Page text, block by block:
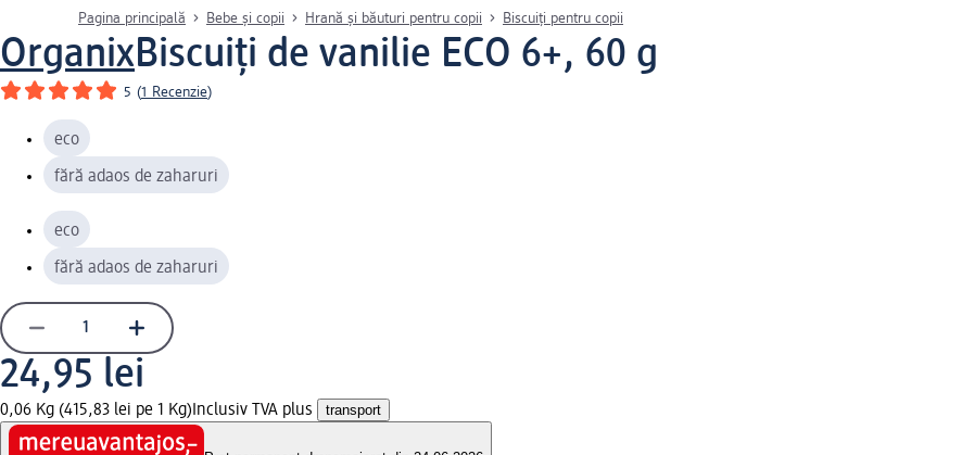
Pagina principală Bebe și copii Hrană și băuturi pentru copii Biscuiți pentru copii
OrganixBiscuiți de vanilie ECO 6+, 60 g
5 (1 Recenzie)
eco
fără adaos de zaharuri
eco
fără adaos de zaharuri
24,95 lei
0,06 Kg (415,83 lei pe 1 Kg) Inclusiv TVA plus transport